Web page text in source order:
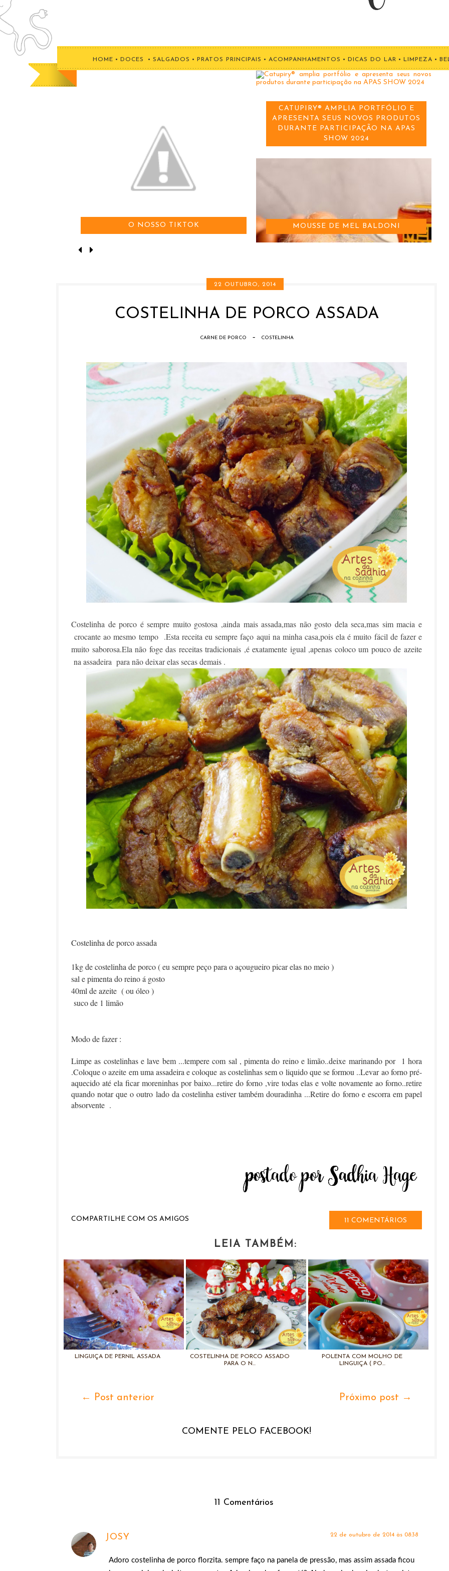
HOME • DOCES • SALGADOS • PRATOS PRINCIPAIS • ACOMPANHAMENTOS • DICAS DO LAR • LIMPEZA •
O NOSSO TIKTOK
CATUPIRY® AMPLIA PORTFÓLIO E
APRESENTA SEUS NOVOS PRODUTOS
DURANTE PARTICIPAÇÃO NA APAS
SHOW 2024
MOUSSE DE MEL BALDONI
22 OUTUBRO, 2014
COSTELINHA DE PORCO ASSADA
CARNE DE PORCO - COSTELINHA
Costelinha de porco é sempre muito gostosa ,ainda mais assada,mas não gosto dela seca,mas sim macia e
crocante ao mesmo tempo .Esta receita eu sempre faço aqui na minha casa,pois ela é muito fácil de fazer e
muito saborosa.Ela não foge das receitas tradicionais ,é exatamente igual ,apenas coloco um pouco de azeite
na assadeira para não deixar elas secas demais .
Costelinha de porco assada
1kg de costelinha de porco ( eu sempre peço para o açougueiro picar elas no meio )
sal e pimenta do reino á gosto
40ml de azeite ( ou óleo )
suco de 1 limão
Modo de fazer :
Limpe as costelinhas e lave bem ...tempere com sal , pimenta do reino e limão..deixe marinando por 1 hora
.Coloque o azeite em uma assadeira e coloque as costelinhas sem o liquido que se formou ..Levar ao forno pré-
aquecido até ela ficar moreninhas por baixo...retire do forno ,vire todas elas e volte novamente ao forno..retire
quando notar que o outro lado da costelinha estiver também douradinha ...Retire do forno e escorra em papel
absorvente .
11 COMENTÁRIOS
COMPARTILHE COM OS AMIGOS
LEIA TAMBÉM:
LINGUIÇA DE PERNIL ASSADA
COSTELINHA DE PORCO ASSADO
PARA O N...
POLENTA COM MOLHO DE
LINGUIÇA ( PO...
Próximo post →
← Post anterior
COMENTE PELO FACEBOOK!
11 Comentários
JOSY 22 de outubro de 2014 às 08:38
Adoro costelinha de porco florzita. sempre faço na panela de pressão, mas assim assada ficou